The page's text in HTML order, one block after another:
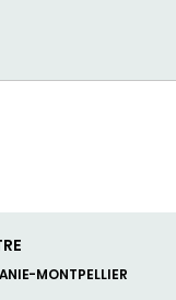
MONTPELLIER